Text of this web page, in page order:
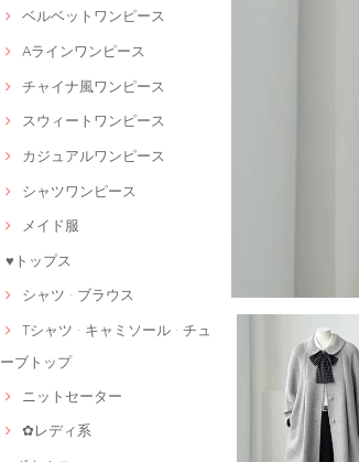
ベルベットワンピース
Aラインワンピース
チャイナ風ワンピース
スウィートワンピース
カジュアルワンピース
シャツワンピース
メイド服
♥トップス
シャツ · ブラウス
Tシャツ · キャミソール · チュ
ーブトップ
ニットセーター
✿レディ系